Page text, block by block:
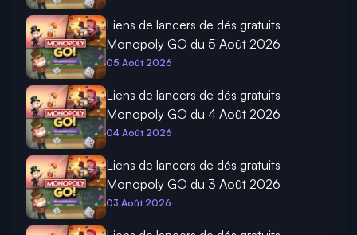
Liens de lancers de dés gratuits
Monopoly GO du 5 Août 2026
05 Août 2026
Liens de lancers de dés gratuits
Monopoly GO du 4 Août 2026
04 Août 2026
Liens de lancers de dés gratuits
Monopoly GO du 3 Août 2026
03 Août 2026